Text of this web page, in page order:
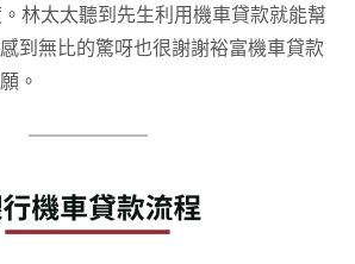
林太太聽到先生利用機車貸款就能幫
到無比的驚呀也很謝謝裕富機車貸款
。